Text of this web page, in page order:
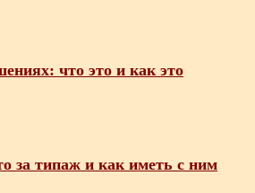
что это и как это
за типаж и как иметь с ним